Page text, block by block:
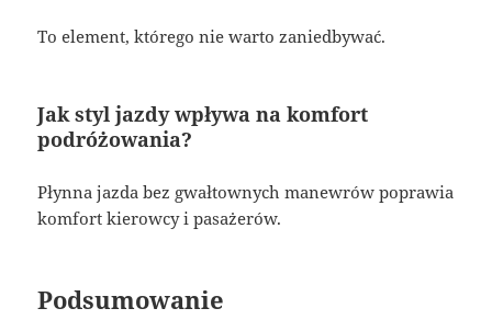
To element, którego nie warto zaniedbywać.
Jak styl jazdy wpływa na komfort
podróżowania?
Płynna jazda bez gwałtownych manewrów poprawia
komfort kierowcy i pasażerów.
Podsumowanie